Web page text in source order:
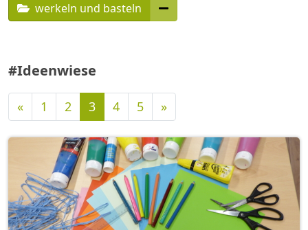
werkeln und basteln
#Ideenwiese
«Vorherige
1 2 3 4 5 »Nächste